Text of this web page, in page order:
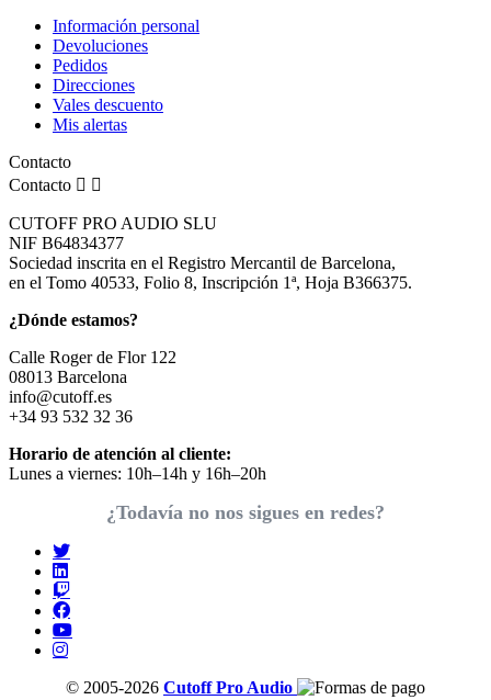
Información personal
Devoluciones
Pedidos
Direcciones
Vales descuento
Mis alertas
Contacto
Contacto  
CUTOFF PRO AUDIO SLU
NIF B64834377
Sociedad inscrita en el Registro Mercantil de Barcelona,
en el Tomo 40533, Folio 8, Inscripción 1ª, Hoja B366375.
¿Dónde estamos?
Calle Roger de Flor 122
08013 Barcelona
info@cutoff.es
+34 93 532 32 36
Horario de atención al cliente:
Lunes a viernes: 10h–14h y 16h–20h
¿Todavía no nos sigues en redes?
© 2005-2026 Cutoff Pro Audio